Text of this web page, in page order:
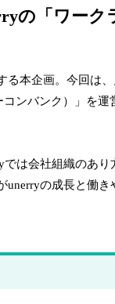
の「ワーク
る本企画。今回は
ンバンク）」を
は会社組織のあ
の成長と働